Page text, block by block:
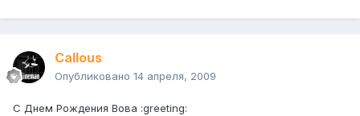
Callous
Опубликовано 14 апреля, 2009
С Днем Рождения Вова :greeting: